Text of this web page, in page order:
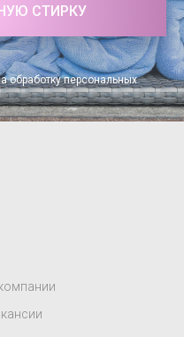
СТИРКУ
обработкуперсональных